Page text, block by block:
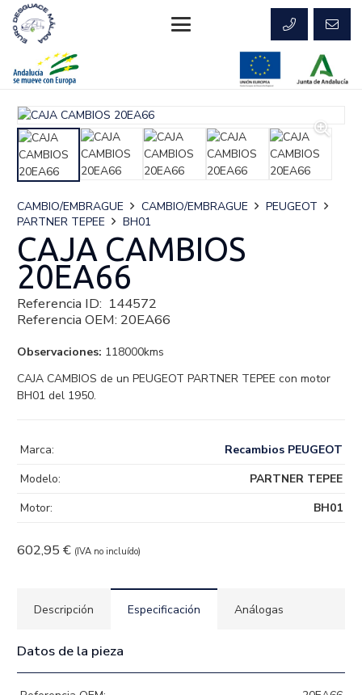
CAMBIO/EMBRAGUE CAMBIO/EMBRAGUE
PEUGEOT
PARTNER TEPEE
BH01
CAJA CAMBIOS
20EA66
Referencia ID: 144572
Referencia OEM: 20EA66
Observaciones: 118000kms
CAJA CAMBIOS de un PEUGEOT PARTNER TEPEE con motor
BH01 del 1950.
602,95 € (IVA no incluído)
Marca:
Recambios PEUGEOT
Modelo:
PARTNER TEPEE
Motor:
BH01
Descripción Especificación Análogas
Datos de la pieza